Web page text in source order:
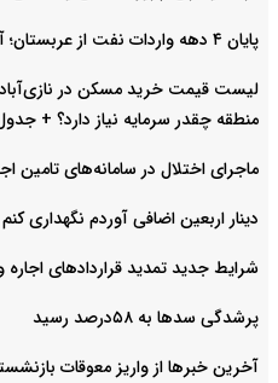
پایان ۴ دهه واردات نفت از عربستان؛ آمریکا به سراغ ونزوئلا رفت
منطقه چقدر سرمایه نیاز دارد؟ + جدول
ماجرای اختلال در سامانه‌های
دینار اربعین اضافی آوردم نگهداری
شرایط جدید تمدید قراردادهای اجاره
پرشدگی سدها به ۵۸درصد رسید
آخرین خبرها از واریز معوقات